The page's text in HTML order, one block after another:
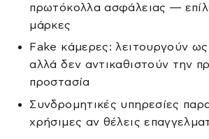
πρωτόκολλα ασφάλειας —
μάρκες
Fake κάμερες: λειτουργούν
αλλά δεν αντικαθιστούν την
προστασία
Συνδρομητικές υπηρεσίες
χρήσιμες αν θέλεις